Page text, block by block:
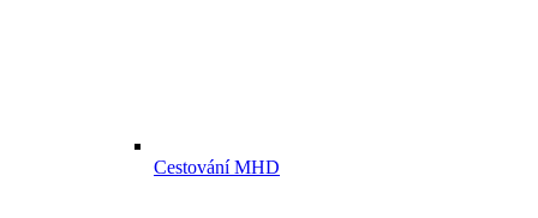
Cestování MHD